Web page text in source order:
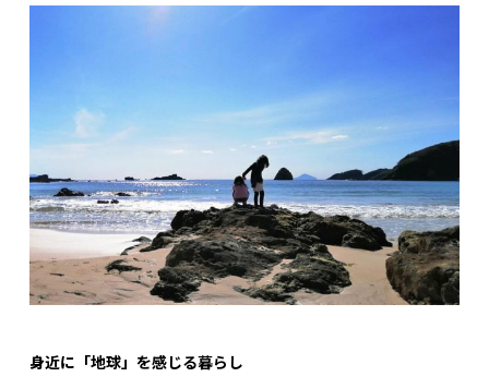
身近に「地球」を感じる暮らし